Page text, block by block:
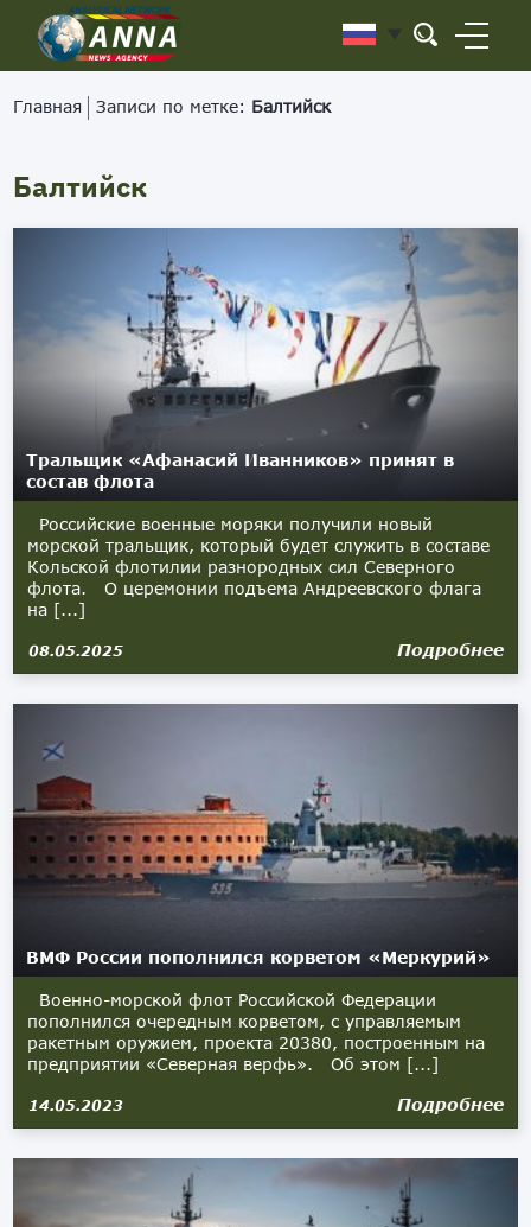
Главная Записи по метке: Балтийск
Балтийск
Тральщик «Афанасий Иванников» принят в
состав флота
Российские военные моряки получили новый
морской тральщик, который будет служить в составе
Кольской флотилии разнородных сил Северного
флота. О церемонии подъема Андреевского флага
на [...]
08.05.2025 Подробнее
ВМФ России пополнился корветом «Меркурий»
Военно-морской флот Российской Федерации
пополнился очередным корветом, с управляемым
ракетным оружием, проекта 20380, построенным на
предприятии «Северная верфь». Об этом [...]
14.05.2023 Подробнее